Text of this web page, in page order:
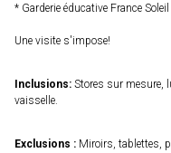
* Garderie éducative France Soleil
Une visite s'impose!
Inclusions: Stores sur mesure,
vaisselle.
Exclusions : Miroirs, tablettes,